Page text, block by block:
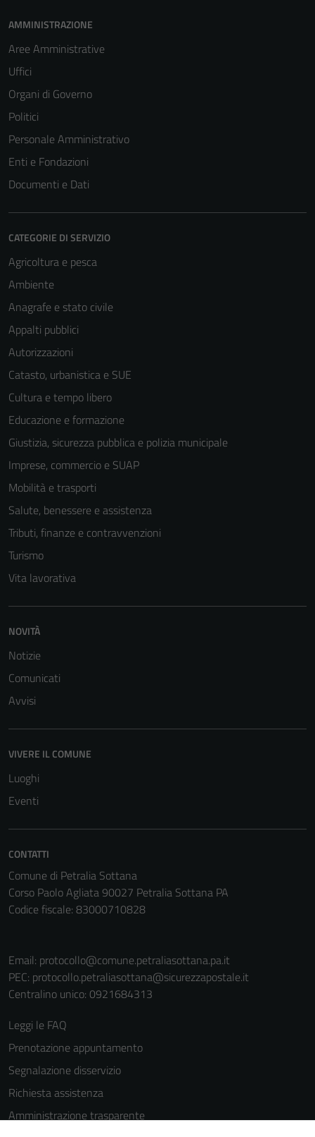
AMMINISTRAZIONE
Aree Amministrative
Uffici
Organi di Governo
Politici
Personale Amministrativo
Enti e Fondazioni
Documenti e Dati
CATEGORIE DI SERVIZIO
Agricoltura e pesca
Ambiente
Anagrafe e stato civile
Appalti pubblici
Autorizzazioni
Catasto, urbanistica e SUE
Cultura e tempo libero
Educazione e formazione
Giustizia, sicurezza pubblica e polizia municipale
Imprese, commercio e SUAP
Mobilità e trasporti
Salute, benessere e assistenza
Tributi, finanze e contravvenzioni
Turismo
Vita lavorativa
NOVITÀ
Notizie
Comunicati
Avvisi
VIVERE IL COMUNE
Luoghi
Eventi
CONTATTI
Comune di Petralia Sottana
Corso Paolo Agliata 90027 Petralia Sottana PA
Codice fiscale: 83000710828
Email: protocollo@comune.petraliasottana.pa.it
PEC: protocollo.petraliasottana@sicurezzapostale.it
Centralino unico: 0921684313
Leggi le FAQ
Prenotazione appuntamento
Segnalazione disservizio
Richiesta assistenza
Amministrazione trasparente
essere